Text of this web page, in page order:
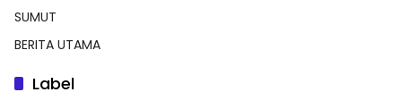
SUMUT
BERITA UTAMA
Label